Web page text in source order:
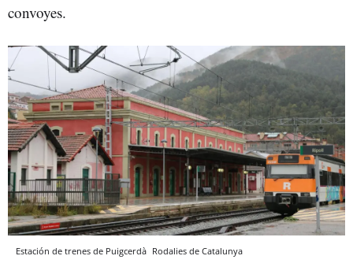
convoyes.
Estación de trenes de Puigcerdà Rodalies de Catalunya